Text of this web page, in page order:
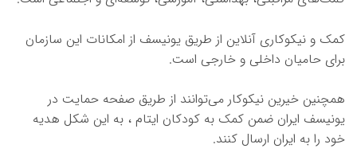
کمک و نیکوکاری آنلاین از طریق یونیسف از امکانات این سازمان
برای حامیان داخلی و خارجی است.
همچنین خیرین نیکوکار می‌توانند از طریق صفحه حمایت در
یونیسف ایران ضمن کمک به کودکان ایتام ، به این شکل هدیه
خود را به ایران ارسال کنند.